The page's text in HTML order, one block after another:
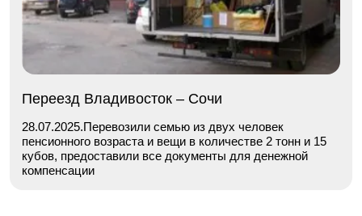
Переезд Владивосток – Сочи
28.07.2025.Перевозили семью из двух человек
пенсионного возраста и вещи в количестве 2 тонн и 15
кубов, предоставили все документы для денежной
компенсации